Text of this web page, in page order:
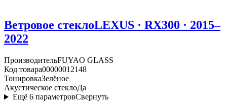
Ветровое стеклоLEXUS · RX300 · 2015–
2022
ПроизводительFUYAO GLASS
Код товара00000012148
ТонировкаЗелёное
Акустическое стеклоДа
Ещё 6 параметровСвернуть